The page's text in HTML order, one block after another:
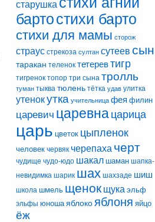
старушка
бартостихи барто
стихи для мамы сторож
страус стрекоза султан сутеев сын
таракан теленок тетеревтигр
тигренок топор три сына тролль
туман тыква тюлень тётка удав улитка
утенокутка учительница фея филин
царевич царевна царица
царь цветок цыпленок
человек червяк черепаха черт
чудище чудо-юдо шакал шаман шапка-
невидимка шарик шах шахзаде шиш
школа шмель щенок щука эльф
эльфы юноша яблоко яблоня яйцо
ёж